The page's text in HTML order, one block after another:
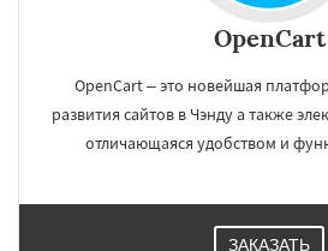
OpenCart
OpenCart – это новейшая
развития сайтов в Чэнду а также
отличающаяся удобством и
ЗАКАЗАТЬ